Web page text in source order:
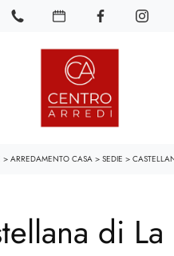
> ARREDAMENTO CASA > SEDIE >
di